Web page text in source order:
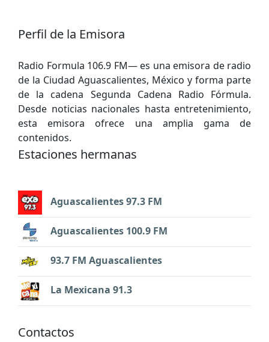
Perfil de la Emisora
Radio Formula 106.9 FM— es una emisora de radio
de la Ciudad Aguascalientes, México y forma parte
de la cadena Segunda Cadena Radio Fórmula.
Desde noticias nacionales hasta entretenimiento,
esta emisora ofrece una amplia gama de
contenidos.
Estaciones hermanas
Aguascalientes 97.3 FM
Aguascalientes 100.9 FM
93.7 FM Aguascalientes
La Mexicana 91.3
Contactos